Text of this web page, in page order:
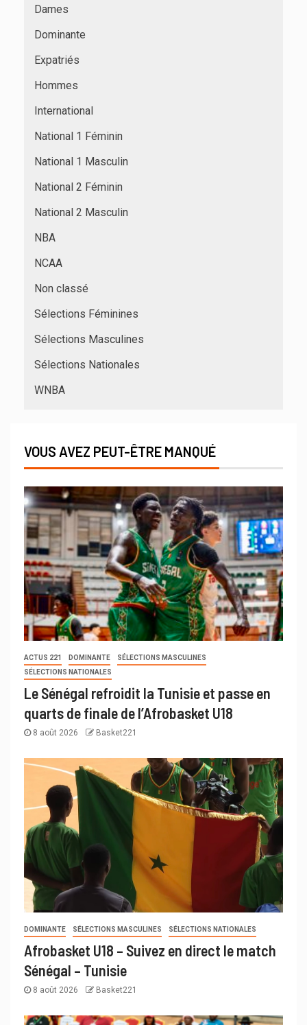
Dames
Dominante
Expatriés
Hommes
International
National 1 Féminin
National 1 Masculin
National 2 Féminin
National 2 Masculin
NBA
NCAA
Non classé
Sélections Féminines
Sélections Masculines
Sélections Nationales
WNBA
VOUS AVEZ PEUT-ÊTRE MANQUÉ
ACTUS 221 DOMINANTE
SÉLECTIONS MASCULINES
SÉLECTIONS NATIONALES
Le Sénégal refroidit la Tunisie et passe en
quarts de finale de l’Afrobasket U18
8 août 2026 Basket221
DOMINANTE SÉLECTIONS MASCULINES SÉLECTIONS NATIONALES
Afrobasket U18 – Suivez en direct le match
Sénégal – Tunisie
8 août 2026 Basket221